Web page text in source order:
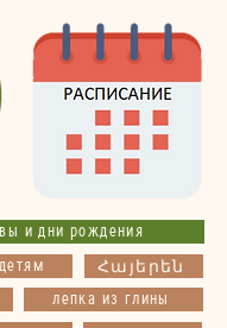
и дни рождения
детям Հայերեն
лепка из глины